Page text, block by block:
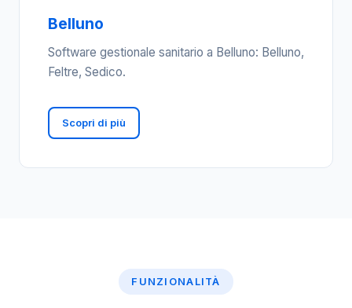
Belluno
Software gestionale sanitario a Belluno: Belluno,
Feltre, Sedico.
Scopri di più
FUNZIONALITÀ